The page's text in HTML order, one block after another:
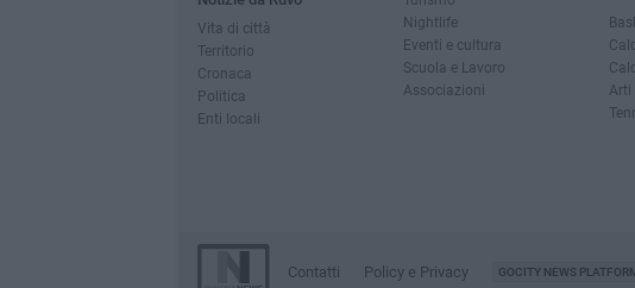
Vita di città
Territorio
Cronaca
Politica
Enti locali
Nightlife
Eventi e cultura
Scuola e Lavoro
Associazioni
Arti
Contatti Policy e Privacy GOCITY NEWS